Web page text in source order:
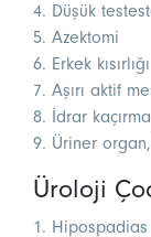
4. Düşük
5. Azektomi
6. Erkek kısırlığı
7. Aşırı aktif
8. İdrar
9. Üriner
Üroloji
1. Hipospadias